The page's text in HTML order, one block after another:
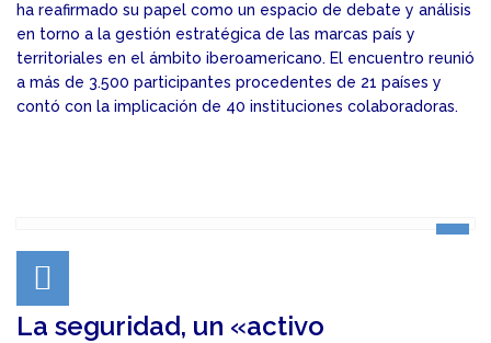
ha reafirmado su papel como un espacio de debate y análisis
en torno a la gestión estratégica de las marcas país y
territoriales en el ámbito iberoamericano. El encuentro reunió
a más de 3.500 participantes procedentes de 21 países y
contó con la implicación de 40 instituciones colaboradoras.
La seguridad, un «activo